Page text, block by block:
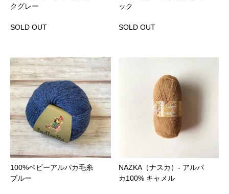
クグレー
SOLD OUT
ック
SOLD OUT
100%ベビーアルパカ毛糸
ブルー
NAZKA（ナスカ）- アルパ
カ100% キャメル